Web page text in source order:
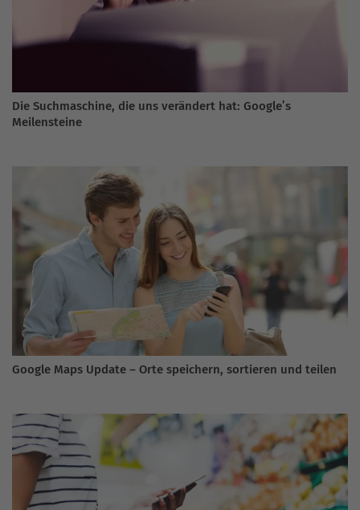
Die Suchmaschine, die uns verändert hat: Google’s
Meilensteine
Google Maps Update – Orte speichern, sortieren und teilen